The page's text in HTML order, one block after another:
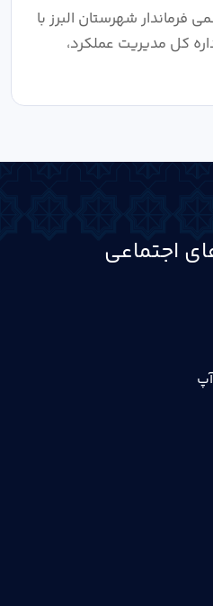
فرماندار شهرستان البرز با
کل مدیریت عملکرد،
اجتماعی